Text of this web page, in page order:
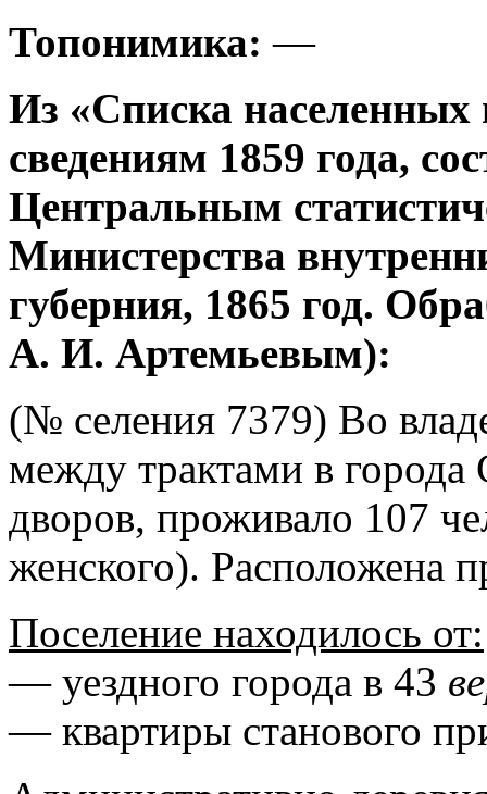
Топонимика: —
Из «Списка населенных
сведениям 1859 года,
Центральным
Министерства
губерния, 1865 год.
А. И. Артемьевым):
(№ селения 7379) Во
между трактами в
дворов, проживало 107
женского). Расположена
Поселение находилось от:
— уездного города в 43
— квартиры станового